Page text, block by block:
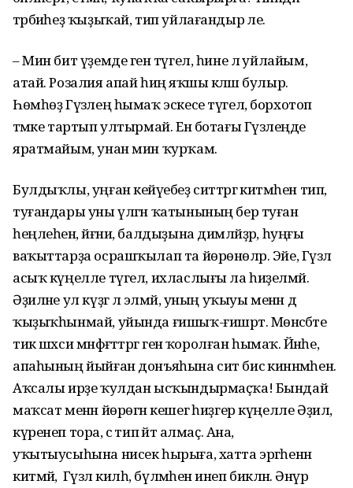
тәрбиәһеҙ ҡыҙыҡай, тип уйлағандыр әле.
– Мин бит үҙемде генә түгел, һине лә уйлайым,
атай. Розалия апай һиңә яҡшы кәләш булыр.
Һөмһөҙ Гүзәлең һымаҡ эскесе түгел, борхотоп
тәмәке тартып ултырмай. Ен ботағы Гүзәлеңде
яратмайым, унан мин ҡурҡам.
Булдыҡлы, уңған кейәүебеҙ ситтәргә китмәһен тип,
туғандары уны үлгән ҡатынының бер туған
һеңлеһенә, йәғни, балдыҙына димләйҙәр, һуңғы
ваҡыттарҙа осрашҡылап та йөрөнөләр. Эйе, Гүзәл
асыҡ күңелле түгел, ихласлығы ла һиҙелмәй.
Әҙиләне ул күҙгә лә элмәй, уның уҡыуы менән дә
ҡыҙыҡһынмай, уйында ғишыҡ-ғишрәт. Мөнәсәбәте
тик шәхси мәнфәғәттәргә генә ҡоролған һымаҡ. Йәнәһе,
апаһының йыйған донъяһына сит бисә кинәнмәһен.
Аҡсалы ирҙе ҡулдан ысҡындырмаҫҡа! Бындай
маҡсат менән йөрөгән кешегә һиҙгер күңелле Әҙилә,
күренеп тора, әсә тип әйтә алмаҫ. Ана,
уҡытыусыһына нисек һырыға, хатта эргәһенән
китмәй, ә Гүзәл килһә, бүлмәһенә инеп бикләнә. Әнүәр